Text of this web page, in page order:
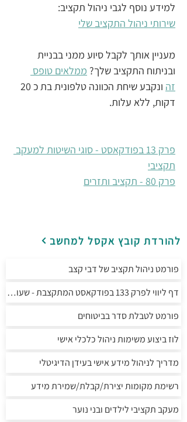
למידע נוסף לגבי ניהול תקציב:
שירותי ניהול התקציב שלי
מעניין אותך לקבל סיוע ממני בבניית
ובניתוח התקציב שלך? ממלאים טופס
זה
דקות, ללא עלות.
פרק 13 בפודקאסט - סוגי השיטות למעקב
תקציבי
פרק 80 - תקציב ותזרים
להורדת קובץ אקסל למחשב
פורמט ניהול תקציב של דבי קצב
דף ליווי לפרק 133 בפודקאסט המתקצבת - שעות מחשב
פורמט לטבלת סדר בביטוחים
לוז ביצוע משימות ניהול כלכלי אישי
מדריך לניהול מידע אישי בעידן הדיגיטלי
רשימת מקומות יצירת/קבלת/שמירת מידע
מעקב תקציבי לילדים ובני נוער